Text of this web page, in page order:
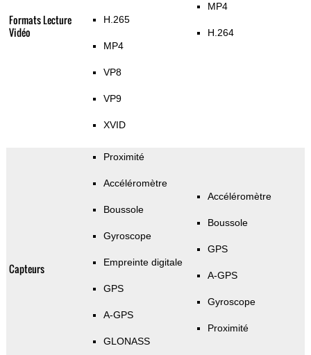
Formats Lecture
Vidéo
H.265
MP4
VP8
VP9
XVID
MP4
H.264
Capteurs
Proximité
Accéléromètre
Boussole
Gyroscope
Empreinte digitale
GPS
A-GPS
GLONASS
Accéléromètre
Boussole
GPS
A-GPS
Gyroscope
Proximité